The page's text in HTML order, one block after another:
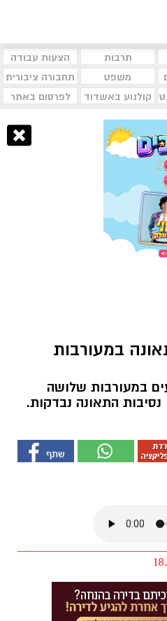
תרבות
הצעות עבודה
משפט
תחבורה ציבורית
קולנוע באשדוד לפרסום באתר
במעורבות
במעורבות שלושה
התאונה נבדקות.